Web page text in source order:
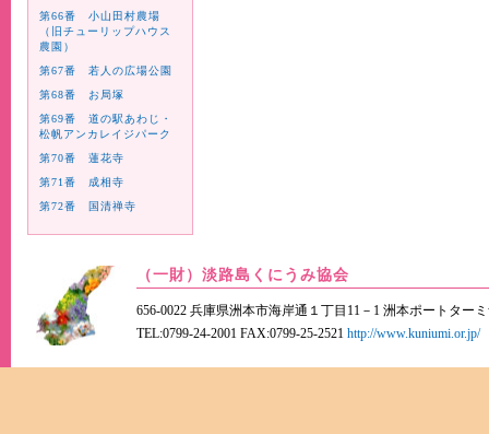
第66番 小山田村農場
（旧チューリップハウス
農園）
第67番 若人の広場公園
第68番 お局塚
第69番 道の駅あわじ・
松帆アンカレイジパーク
第70番 蓮花寺
第71番 成相寺
第72番 国清禅寺
（一財）淡路島くにうみ協会
656-0022 兵庫県洲本市海岸通１丁目11－1 洲本ポートター
TEL:0799-24-2001 FAX:0799-25-2521 http://www.kuniumi.or.jp/